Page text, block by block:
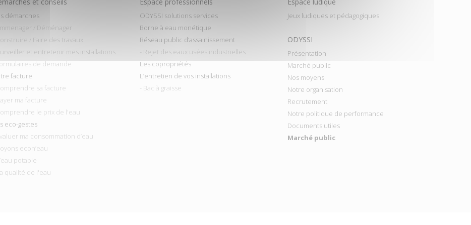
et conseils
démarches
/ Déménager
/ Faire des travaux
et entretenir mes installations
de demande
facture
sa facture
ma facture
le prix de l'eau
eco-gestes
ma consommation d’eau
econ’eau
potable
qualité de l'eau
Espace professionnels
ODYSSI solutions services
Borne à eau monétique
Réseau public d’assainissement
- Rejet des eaux usées industrielles
Les copropriétés
L’entretien de vos installations
- Bac à graisse
Espace ludique
Jeux ludiques et pédagogiques
ODYSSI
Présentation
Marché public
Nos moyens
Notre organisation
Recrutement
Notre politique de performance
Documents utiles
Marché public